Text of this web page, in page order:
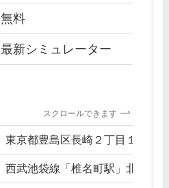
無料
最新シミュレーター
スクロールできます
東京都豊島区長崎２丁目１３−
西武池袋線「椎名町駅」北口徒